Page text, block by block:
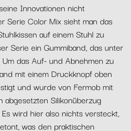
Innovationen nicht
Serie Color Mix sieht man das
auf einem Stuhl zu
Serie ein Gummiband, das unter
das Auf- und Abnehmen zu
mit einem Druckknopf oben
und wurde von Fermob mit
abgesetzten Silikonüberzug
wird hier also nichts versteckt,
was den praktischen